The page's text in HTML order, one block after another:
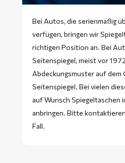
Bei Autos, die serienmäßig
verfügen, bringen wir
richtigen Position an. Bei
Seitenspiegel, meist vor
Abdeckungsmuster auf dem
Seitenspiegel. Bei vielen
auf Wunsch Spiegeltaschen
anbringen. Bitte kontaktieren
Fall.